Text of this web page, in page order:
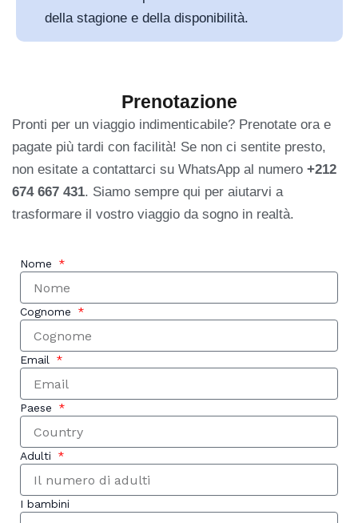
della stagione e della disponibilità.
Prenotazione
Pronti per un viaggio indimenticabile? Prenotate ora e
pagate più tardi con facilità! Se non ci sentite presto,
non esitate a contattarci su WhatsApp al numero +212
674 667 431. Siamo sempre qui per aiutarvi a
trasformare il vostro viaggio da sogno in realtà.
Nome
Cognome
Email
Paese
Adulti
I bambini